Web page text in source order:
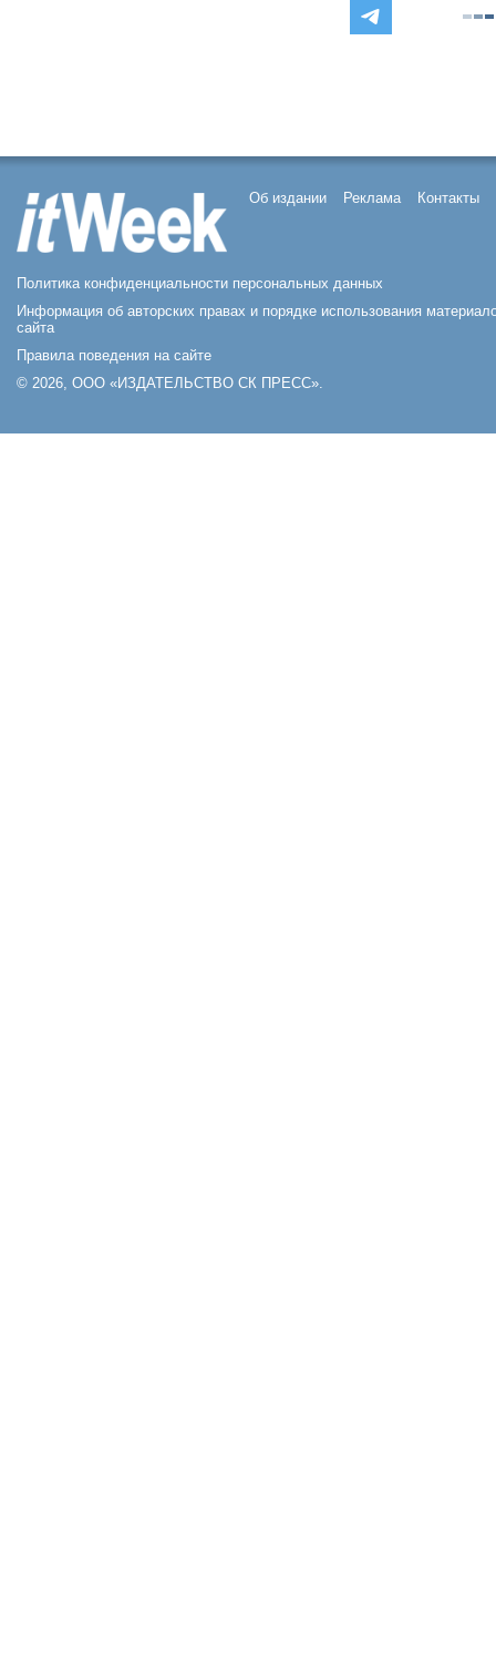
Об издании Реклама Контакты
Политика конфиденциальности персональных данных
Информация об авторских правах и порядке использования
сайта
Правила поведения на сайте
© 2026, ООО «ИЗДАТЕЛЬСТВО СК ПРЕСС».